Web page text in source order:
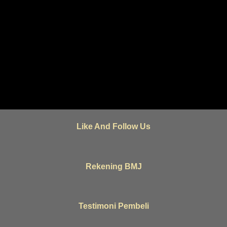
Like And Follow Us
Rekening BMJ
Testimoni Pembeli